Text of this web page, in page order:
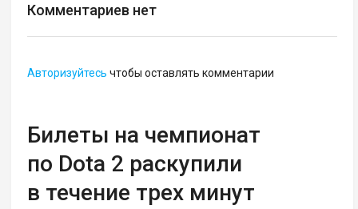
Комментариев нет
Авторизуйтесь чтобы оставлять комментарии
Билеты на чемпионат
по Dota 2 раскупили
в течение трех минут